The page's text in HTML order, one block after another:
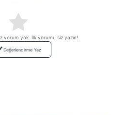
yorum yok. İlk yorumu siz yazın!
Değerlendirme Yaz